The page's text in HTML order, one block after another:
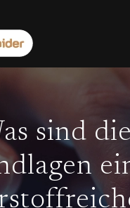
sind die